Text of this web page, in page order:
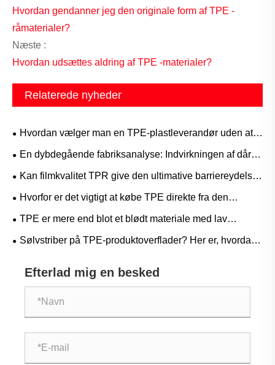
Hvordan gendanner jeg den originale form af TPE -
råmaterialer?
Næste :
Hvordan udsættes aldring af TPE -materialer?
Relaterede nyheder
​Hvordan vælger man en TPE-plastleverandør uden at
løbe ind i faldgruber?
En dybdegående fabriksanalyse: Indvirkningen af ​​dårlig
vedhæftning af TPE-materialer på færdige produkter
Kan filmkvalitet TPR give den ultimative barriereydelse
og elastiske genopretning, der er nødvendig for
Hvorfor er det vigtigt at købe TPE direkte fra den
originale producent? En Supply Chain-fordel, du ikke har
TPE er mere end blot et blødt materiale med lav
temperatur – applikationer, hvor det virkelig skinner ved
Sølvstriber på TPE-produktoverflader? Her er, hvordan
Efterlad mig en besked